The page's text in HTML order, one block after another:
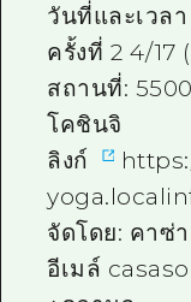
วันที่และเวลา
ครั้งที่ 2 4/17
สถานที่:
โคชินจิ
ลิงก์
จัดโดย: คาซ่
อีเมล์